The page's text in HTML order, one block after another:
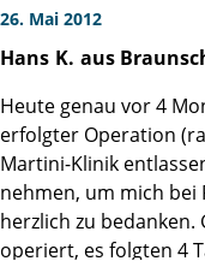
und fürsorglich. Sogar
großartige Betreuung
Die mit Sorge
bezüglich
Ich möchte allen
Entscheidung stehen,
Hier wird Ihnen
entgegengebracht,
J.G. aus Ludwigsburg
26. Mai 2012
Hans K. aus
Heute genau vor 4
erfolgter Operation
Martini-Klinik
nehmen, um mich bei
herzlich zu
operiert, es folgten 4